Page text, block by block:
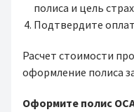
полиса и цель
Подтвердите
Расчет стоимости
оформление полиса
Оформите полис